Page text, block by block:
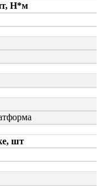
Н*м
шт